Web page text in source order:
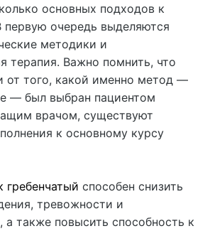
основных подходов к
очередь выделяются
методики и
терапия. Важно помнить, что
от того, какой именно метод —
— был выбран пациентом
врачом, существуют
к основному курсу
гребенчатый способен снизить
тревожности и
а также повысить способность к